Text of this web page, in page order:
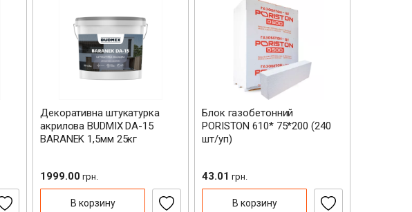
Декоративна штукатурка
акрилова BUDMIX DA-15
BARANEK 1,5мм 25кг
1999.00 грн.
В корзину
Блок газобетонний
PORISTON 610* 75*200 (240
шт/уп)
43.01 грн.
В корзину